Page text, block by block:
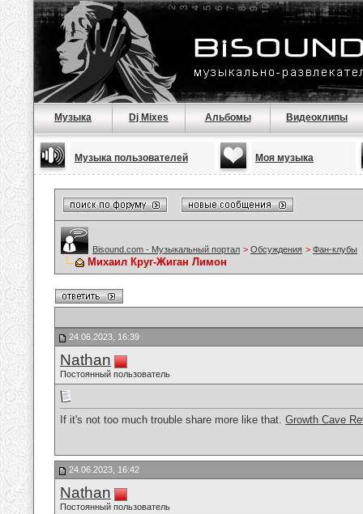
Музыка Dj Mixes Альбомы Видеоклипы
Музыка пользователей Моя музыка
Bisound.com - Музыкальный портал > Обсуждения > Фан-клубы
Михаил Круг-Жиган Лимон
24.06.2023, 16:39
Nathan
Постоянный пользователь
If it's not too much trouble share more like that. Growth Cave
24.06.2023, 16:42
Nathan
Постоянный пользователь